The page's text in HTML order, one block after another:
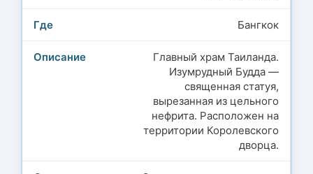
Бангкок
Главный храм Таиланда.
Изумрудный Будда —
священная статуя,
вырезанная из цельного
нефрита. Расположен на
территории Королевского
дворца.